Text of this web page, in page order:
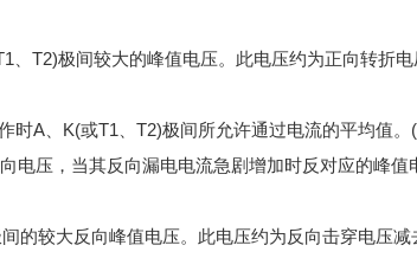
T2)极间较大的峰值电压。此电压约为正向转折电
A、K(或T1、T2)极间所允许通过电流的平均值。
压，当其反向漏电电流急剧增加时反对应的峰值
较大反向峰值电压。此电压约为反向击穿电压减